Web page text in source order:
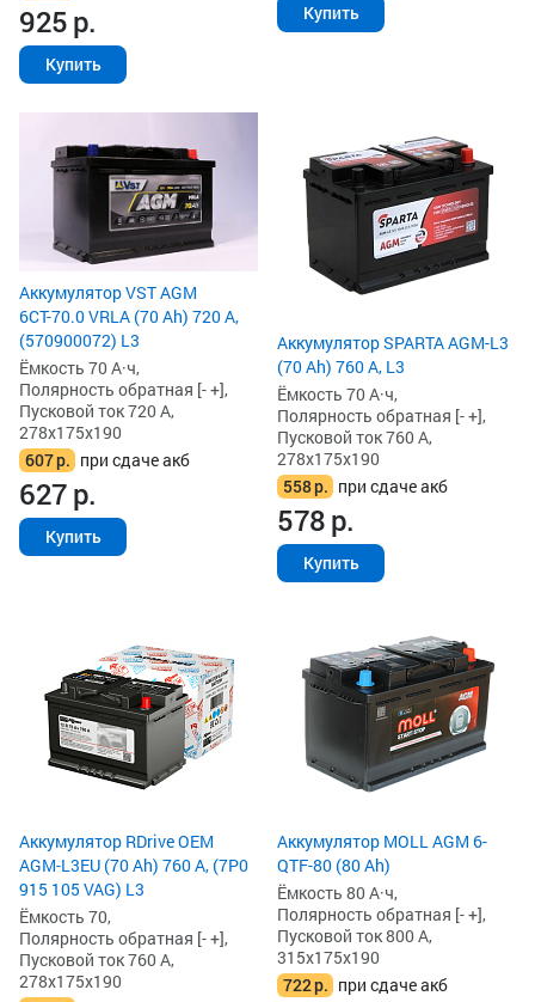
925р.
Купить
Купить
Аккумулятор VST AGM
6СТ-70.0 VRLA (70 Ah) 720 А,
(570900072) L3
Ёмкость 70 А·ч,
Полярность обратная [- +],
Пусковой ток 720 А,
278x175x190
607р. при сдаче акб
627р.
Купить
Аккумулятор SPARTA AGM-L3
(70 Ah) 760 А, L3
Ёмкость 70 А·ч,
Полярность обратная [- +],
Пусковой ток 760 А,
278x175x190
558р. при сдаче акб
578р.
Купить
Аккумулятор RDrive OEM
AGM-L3EU (70 Ah) 760 А, (7P0
915 105 VAG) L3
Ёмкость 70,
Полярность обратная [- +],
Пусковой ток 760 А,
278x175x190
Аккумулятор MOLL AGM 6-
QTF-80 (80 Ah)
Ёмкость 80 А·ч,
Полярность обратная [- +],
Пусковой ток 800 А,
315x175x190
722р. при сдаче акб